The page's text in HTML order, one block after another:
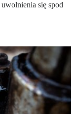
się spod